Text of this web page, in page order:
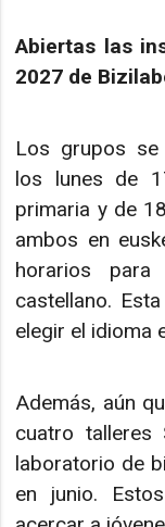
Abiertas las
2027 de
Los grupos se
los lunes de
primaria y de
ambos en
horarios
castellano.
elegir el idioma
Además, aún
cuatro talleres
laboratorio de
en junio.